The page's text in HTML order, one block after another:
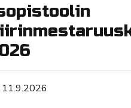
Tapahtuman ajankohta
11.9.2026